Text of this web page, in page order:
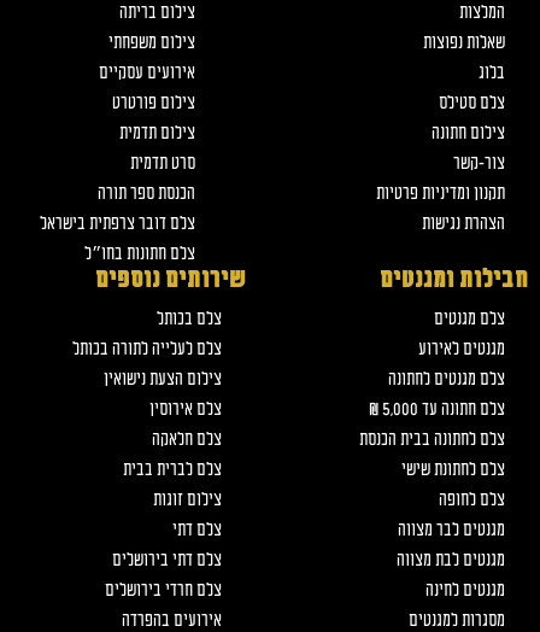
המלצות
שאלות נפוצות
בלוג
צלם סטילס
צילום חתונה
צור-קשר
תקנון ומדיניות פרטיות
הצהרת נגישות
צילום בריתה
צילום משפחתי
אירועים עסקיים
צילום פורטרט
צילום תדמית
סרט תדמית
הכנסת ספר תורה
צלם דובר צרפתית בישראל
צלם חתונות בחו״ל
חבילות ומגנטים
צלם מגנטים
מגנטים לאירוע
צלם מגנטים לחתונה
צלם חתונה עד 5,000 ₪
צלם לחתונה בבית הכנסת
צלם לחתונת שישי
צלם לחופה
מגנטים לבר מצווה
מגנטים לבת מצווה
מגנטים לחינה
מסגרות למגנטים
שירותים נוספים
צלם בכותל
צלם לעלייה לתורה בכותל
צילום הצעת נישואין
צלם אירוסין
צלם חלאקה
צלם לברית בבית
צילום זוגות
צלם דתי
צלם דתי בירושלים
צלם חרדי בירושלים
אירועים בהפרדה